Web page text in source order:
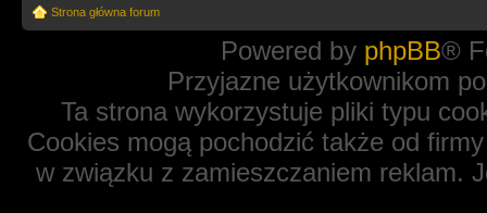
Strona główna forum
Powered by phpBB®
Przyjazne użytkownikom
Ta strona wykorzystuje pliki typu
Cookies mogą pochodzić także od
w związku z zamieszczaniem reklam.